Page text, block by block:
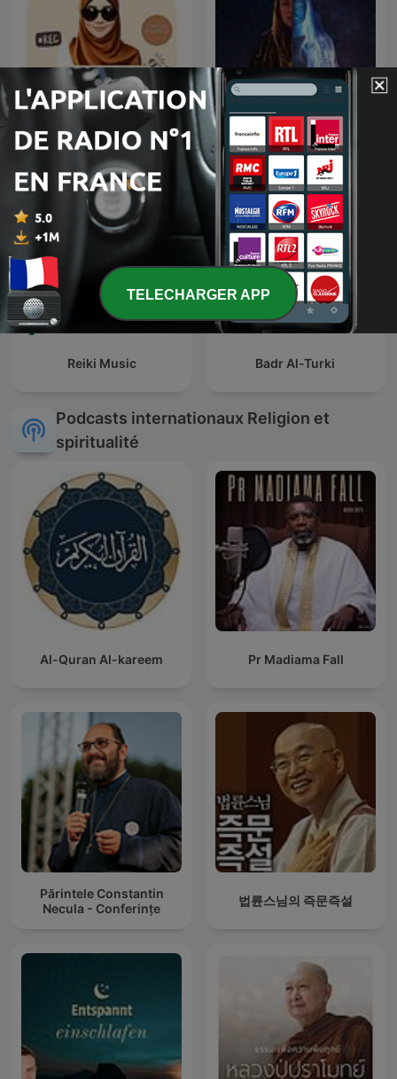
Poussières d'étoiles
Reiki Music Badr Al-Turki
Podcasts internationaux Religion et
spiritualité
Al-Quran Al-kareem Pr Madiama Fall
Părintele Constantin
Necula - Conferințe
법륜스님의 즉문즉설
TELECHARGER APP